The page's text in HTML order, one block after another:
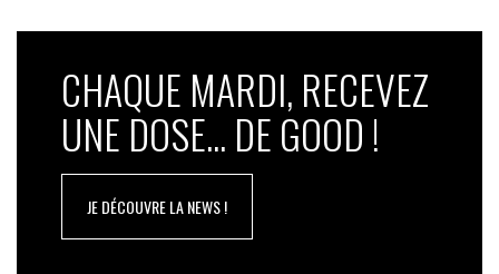
CHAQUE MARDI, RECEVEZ
UNE DOSE... DE GOOD !
JE DÉCOUVRE LA NEWS !